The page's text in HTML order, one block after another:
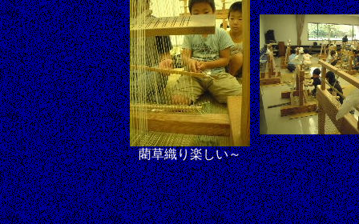
藺草織り楽しい～